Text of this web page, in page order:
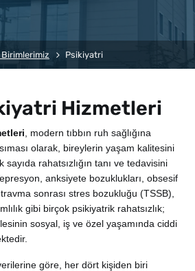
Birimlerimiz Psikiyatri
Hizmetleri
, modern tıbbın ruh sağlığına
olarak, bireylerin yaşam kalitesini
rahatsızlığın tanı ve tedavisini
anksiyete bozuklukları, obsesif
sonrası stres bozukluğu (TSSB),
gibi birçok psikiyatrik rahatsızlık;
sosyal, iş ve özel yaşamında ciddi
göre, her dört kişiden biri